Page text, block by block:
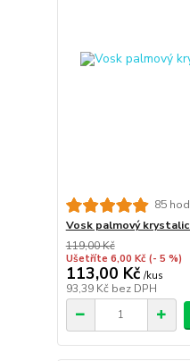
85
Vosk palmový
119,00 Kč
Ušetříte 6,00 Kč (- 5 %)
113,00 Kč /kus
93,39 Kč bez DPH